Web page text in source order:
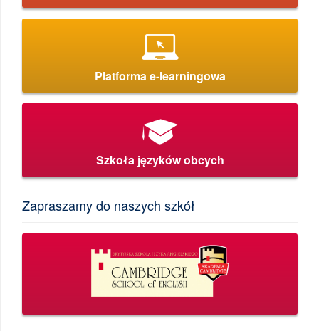
Platforma e-learningowa
Szkoła języków obcych
Zapraszamy do naszych szkół